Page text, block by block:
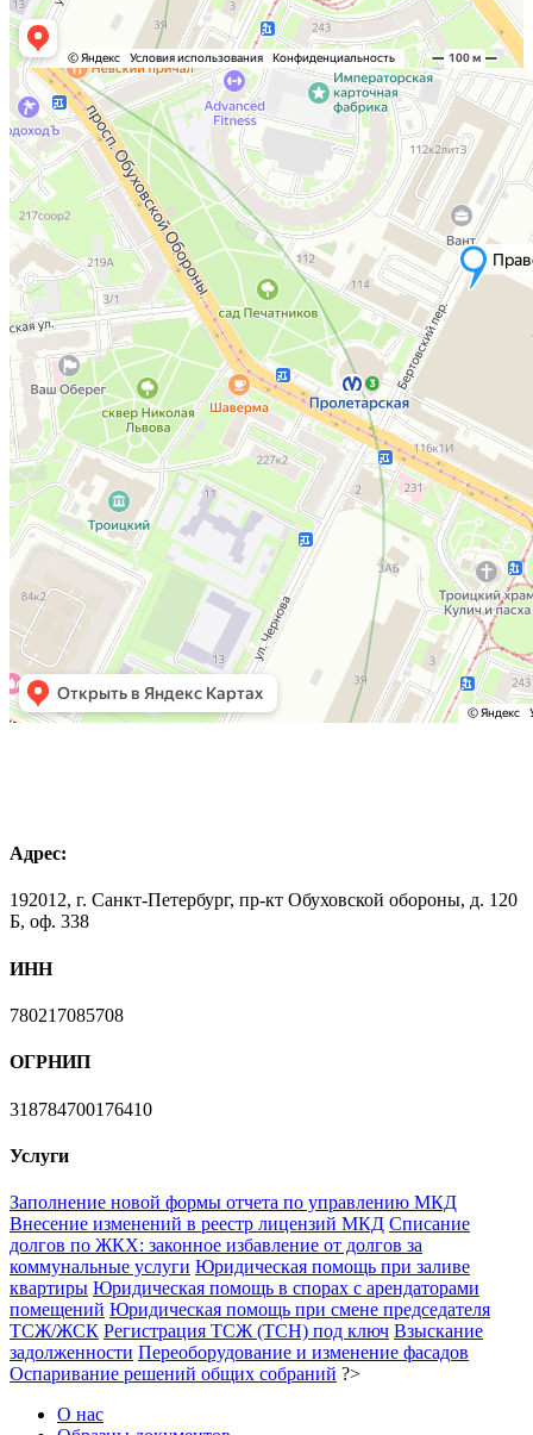
Адрес:
192012, г. Санкт-Петербург, пр-кт Обуховской обороны, д. 120
Б, оф. 338
ИНН
780217085708
ОГРНИП
318784700176410
Услуги
Заполнение новой формы отчета по управлению МКД
Внесение изменений в реестр лицензий МКД Списание
долгов по ЖКХ: законное избавление от долгов за
коммунальные услуги Юридическая помощь при заливе
квартиры Юридическая помощь в спорах с арендаторами
помещений Юридическая помощь при смене председателя
ТСЖ/ЖСК Регистрация ТСЖ (ТСН) под ключ Взыскание
задолженности Переоборудование и изменение фасадов
Оспаривание решений общих собраний ?>
О нас